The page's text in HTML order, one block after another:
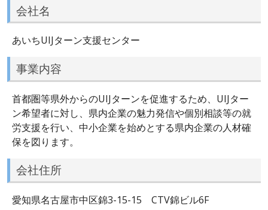
会社名
あいちUIJターン支援センター
事業内容
首都圏等県外からのUIJターンを促進するため、UIJター
ン希望者に対し、県内企業の魅力発信や個別相談等の就
労支援を行い、中小企業を始めとする県内企業の人材確
保を図ります。
会社住所
愛知県名古屋市中区錦3-15-15 CTV錦ビル6F